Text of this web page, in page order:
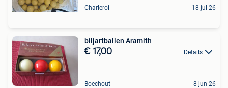
Charleroi 18 jul 26
biljartballen Aramith
€ 17,00 Details
Boechout 8 jun 26